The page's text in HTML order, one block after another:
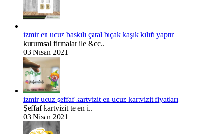
izmir en ucuz baskılı çatal bıçak kaşık kılıfı yaptır
kurumsal firmalar ile &cc..
03 Nisan 2021
izmir ucuz şeffaf kartvizit en ucuz kartvizit fiyatları
Şeffaf kartvizit te en i..
03 Nisan 2021